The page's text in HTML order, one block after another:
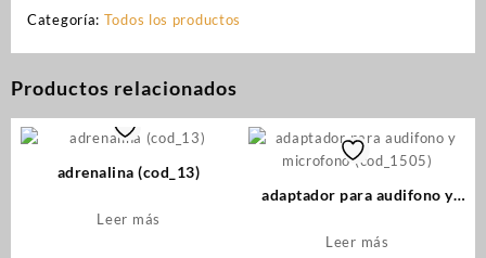
Categoría: Todos los productos
Productos relacionados
adrenalina (cod_13)
Leer más
adaptador para audifono y
Leer más